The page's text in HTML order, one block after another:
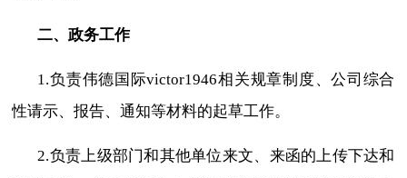
二、政务工作
1.负责伟德国际victor1946相关规章制度、公司综合
性请示、报告、通知等材料的起草工作。
2.负责上级部门和其他单位来文、来函的上传下达和